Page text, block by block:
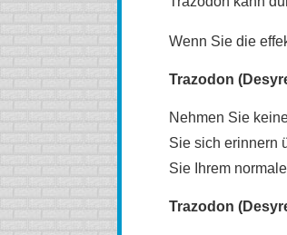
Wenn Sie die
Trazodon
Nehmen Sie
Sie sich erinnern
Sie Ihrem
Trazodon